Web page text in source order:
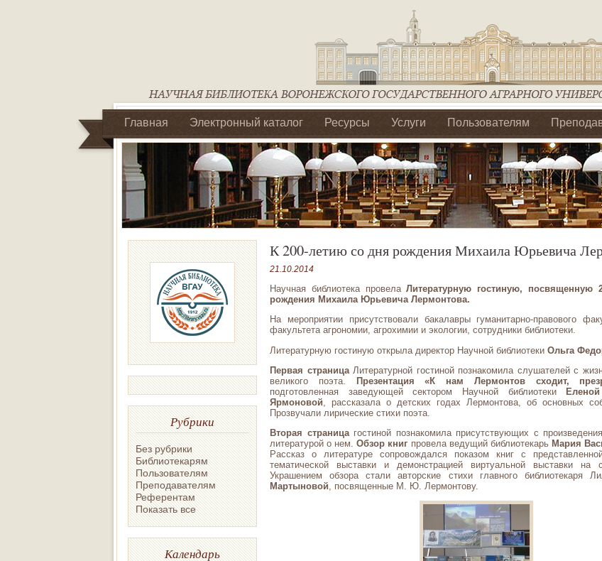
Главная Электронный каталог Ресурсы Услуги Пользователям
Библиотеки регионального отделения Ассоциации Агрообразование по ЦФО
Рубрики
Без рубрики
Библиотекарям
Пользователям
Преподавателям
Референтам
Показать все
Календарь
К 200-летию со дня рождения Михаила Юрьевича
21.10.2014
Научная библиотека провелаЛитературную гостиную, посвященную
рождения Михаила Юрьевича Лермонтова.
На мероприятии присутствовали бакалавры гуманитарно-правового
факультета агрономии, агрохимии и экологии, сотрудники библиотеки.
Литературную гостиную открыла директор Научной библиотеки Ольга
Первая страницаЛитературной гостиной познакомила слушателей с
великого поэта.
Презентация «К нам Лермонтов сходит,
подготовленная заведующей сектором Научной библиотеки
Ярмоновой , рассказала о детских годах Лермонтова, об основных
Прозвучали лирические стихи поэта.
Вторая страницагостиной познакомила присутствующих с
литературой о нем.Обзор книг провела ведущий библиотекарь Мария
Рассказ о литературе сопровождался показом книг с
тематической выставки и демонстрацией виртуальной выставки на
Украшением обзора стали авторские стихи главного библиотекаря
Мартыновой , посвященные М. Ю. Лермонтову.